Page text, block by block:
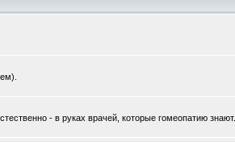
- в руках врачей, которые гомеопатию знают.